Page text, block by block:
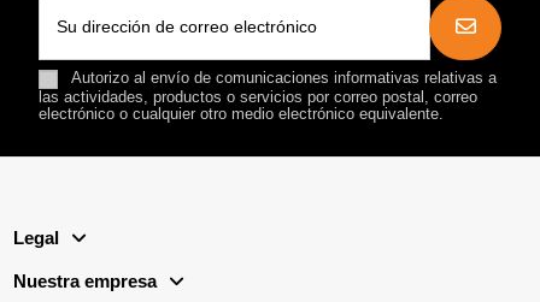
Autorizo al envío de comunicaciones informativas relativas a
las actividades, productos o servicios por correo postal, correo
electrónico o cualquier otro medio electrónico equivalente.
Legal
Nuestra empresa